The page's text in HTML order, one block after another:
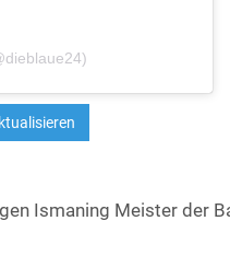
Ismaning Meister der